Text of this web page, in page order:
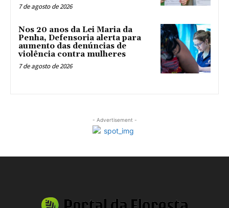
7 de agosto de 2026
Nos 20 anos da Lei Maria da
Penha, Defensoria alerta para
aumento das denúncias de
violência contra mulheres
7 de agosto de 2026
- Advertisement -